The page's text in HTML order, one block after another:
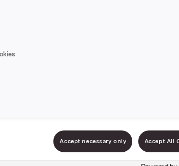
BigOne
Varenummer:
BigOne Pepperoni
med massevis av
premium pepperoni
og cheddar. Bunnen
Accept necessary only Accept All